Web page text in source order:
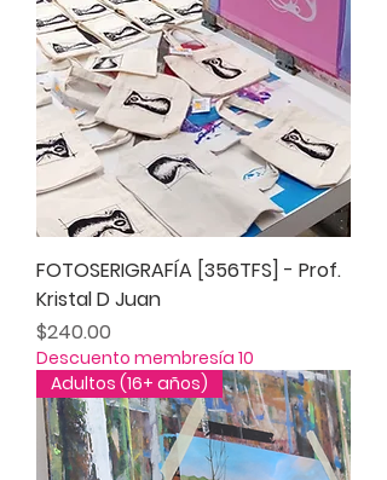
FOTOSERIGRAFÍA [356TFS] - Prof.
Kristal D Juan
Precio
$240.00
Descuento membresía 10
Adultos (16+ años)